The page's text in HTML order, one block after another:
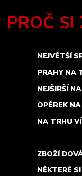
PROČ
NEJVĚTŠÍ
PRAHY NA
NEJŠIRŠÍ
OPĚREK
NA TRHU
ZBOŽÍ
NĚKTERÉ